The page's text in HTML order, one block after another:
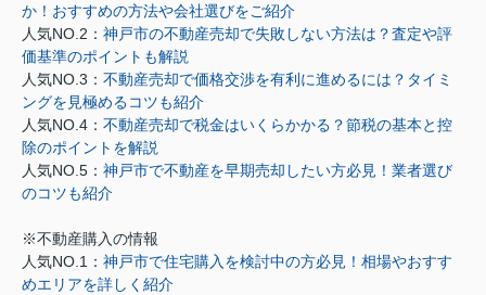
か！おすすめの方法や会社選びをご紹介
人気NO.2： 神戸市の不動産売却で失敗しない方法は？査定や評
価基準のポイントも解説
人気NO.3： 不動産売却で価格交渉を有利に進めるには？タイミ
ングを見極めるコツも紹介
人気NO.4： 不動産売却で税金はいくらかかる？節税の基本と控
除のポイントを解説
人気NO.5： 神戸市で不動産を早期売却したい方必見！業者選び
のコツも紹介
※不動産購入の情報
人気NO.1： 神戸市で住宅購入を検討中の方必見！相場やおすす
めエリアを詳しく紹介